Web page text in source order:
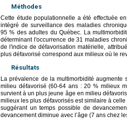
Méthodes
Cette étude populationnelle a été effectuée
intégré de surveillance des maladies
95 % des adultes du Québec. La
déterminant l'occurrence de 31 maladies
de l'indice de défavorisation matérielle,
plus défavorisé correspond aux milieux où le
Résultats
La prévalence de la multimorbidité
milieu défavorisé (60-64 ans : 20 % milieux
survient à un plus jeune âge en milieu
milieux les plus défavorisés est similaire à
suggérant un temps possible de
devancement diminue avec l’âge (7 ans chez